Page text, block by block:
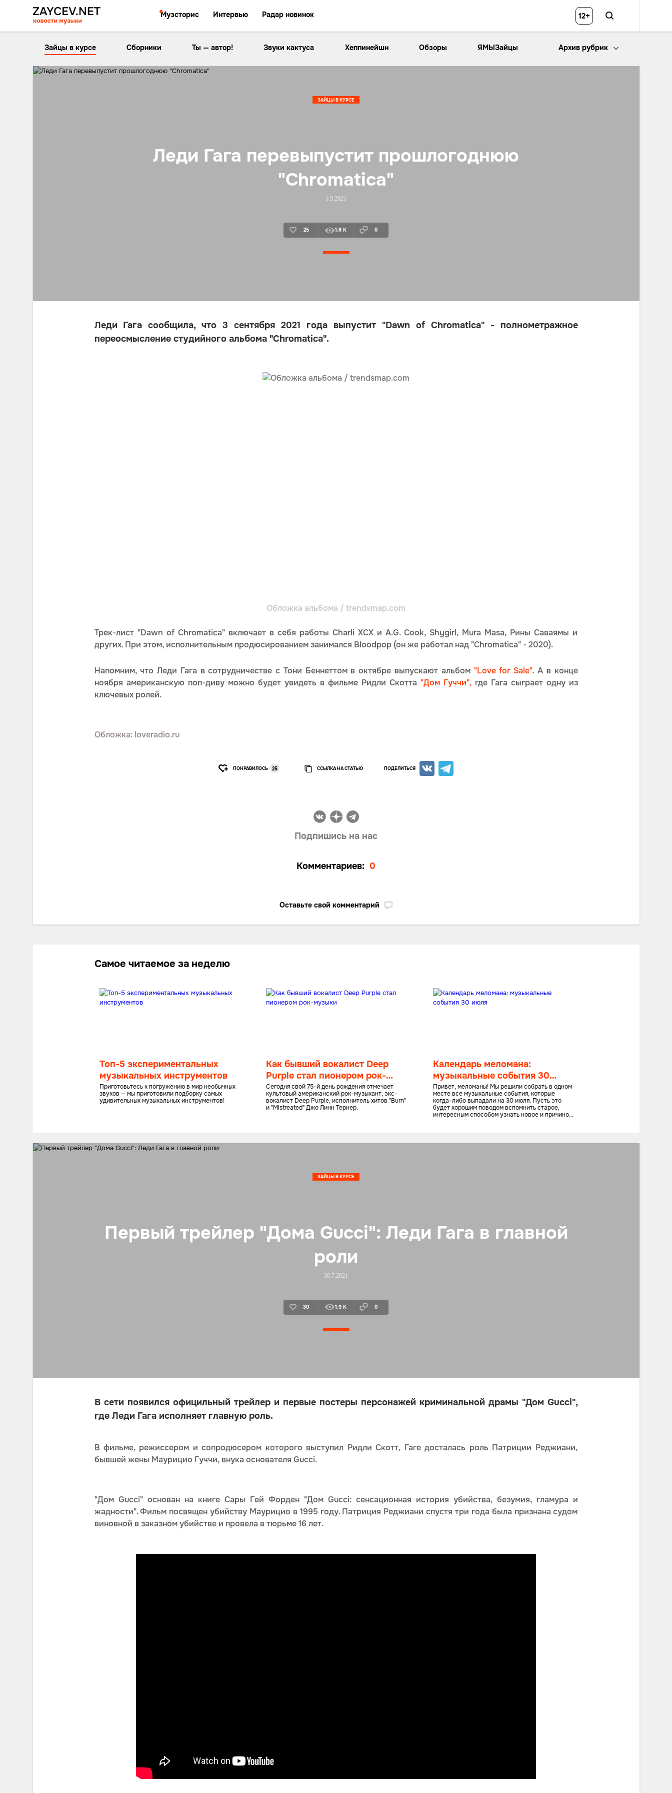
Музсторис Интервью Радар новинок 12+
Зайцы в курсе Сборники Ты — автор! Звуки кактуса Хеппинейшн Обзоры ЯМЫЗайцы Архив рубрик
Леди Гага перевыпустит прошлогоднюю
"Chromatica"
1.9.2021
25 1.6 K 0
ЗАЙЦЫ В КУРСЕ
Леди Гага сообщила, что 3 сентября 2021 года выпустит "Dawn of Chromatica" - полнометражное
переосмысление студийного альбома "Chromatica".
Обложка альбома / trendsmap.com
Трек-лист "Dawn of Chromatica" включает в себя работы Charli XCX и A.G. Cook, Shygirl, Mura Masa, Рины Саваямы и
других. При этом, исполнительным продюсированием занимался Bloodpop (он же работал над "Chromatica" - 2020).
Напомним, что Леди Гага в сотрудничестве с Тони Беннеттом в октябре выпускают альбом "Love for Sale". А в конце
ноября американскую поп-диву можно будет увидеть в фильме Ридли Скотта "Дом Гуччи", где Гага сыграет одну из
ключевых ролей.
Обложка: loveradio.ru
ПОНРАВИЛОСЬ 25 ССЫЛКА НА СТАТЬЮ ПОДЕЛИТЬСЯ
Подпишись на нас
Комментариев: 0
Оставьте свой комментарий
Самое читаемое за неделю
Топ-5 экспериментальных
музыкальных инструментов
Приготовьтесь к погружению в мир необычных
звуков — мы приготовили подборку самых
удивительных музыкальных инструментов!
Как бывший вокалист Deep
Purple стал пионером рок-
музыки
Сегодня свой 75-й день рождения отмечает
культовый американский рок-музыкант, экс-
вокалист Deep Purple, исполнитель хитов "Burn"
и "Mistreated" Джо Линн Тернер.
Календарь меломана:
музыкальные события 30
июля
Привет, меломаны! Мы решили собрать в одном
месте все музыкальные события, которые
когда-либо выпадали на 30 июля. Пусть это
будет хорошим поводом вспомнить старое,
интересным способом узнать новое и причиной
Первый трейлер "Дома Gucci": Леди Гага в главной
роли
30.7.2021
30 1.9 K 0
ЗАЙЦЫ В КУРСЕ
В сети появился официльный трейлер и первые постеры персонажей криминальной драмы "Дом Gucci",
где Леди Гага исполняет главную роль.
В фильме, режиссером и сопродюсером которого выступил Ридли Скотт, Гаге досталась роль Патриции Реджиани,
бывшей жены Маурицио Гуччи, внука основателя Gucci.
"Дом Gucci" основан на книге Сары Гей Форден "Дом Gucci: сенсационная история убийства, безумия, гламура и
жадности". Фильм посвящен убийству Маурицио в 1995 году. Патриция Реджиани спустя три года была признана судом
виновной в заказном убийстве и провела в тюрьме 16 лет.